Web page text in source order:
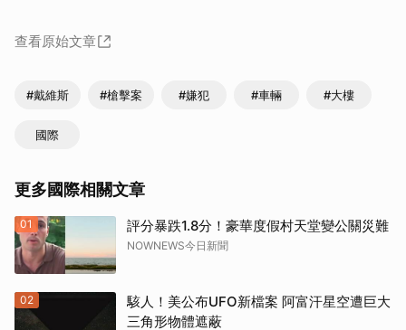
查看原始文章
#戴維斯 #槍擊案 #嫌犯 #車輛 #大樓
國際
更多國際相關文章
01 評分暴跌1.8分！豪華度假村天堂變公關災難
NOWNEWS今日新聞
02
駭人！美公布UFO新檔案 阿富汗星空遭巨大
三角形物體遮蔽